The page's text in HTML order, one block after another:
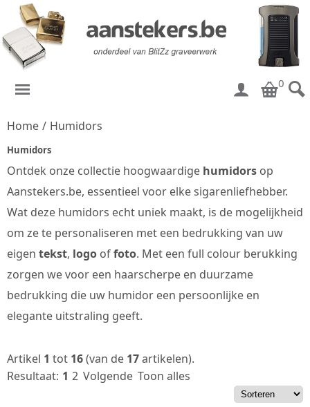
0
Home / Humidors
Humidors
Ontdek onze collectie hoogwaardige humidors op
Aanstekers.be, essentieel voor elke sigarenliefhebber.
Wat deze humidors echt uniek maakt, is de mogelijkheid
om ze te personaliseren met een bedrukking van uw
eigen tekst, logo offoto. Met een full colour berukking
zorgen we voor een haarscherpe en duurzame
bedrukking die uw humidor een persoonlijke en
elegante uitstraling geeft.
Artikel 1 tot 16(van de 17artikelen).
Resultaat: 1 2 Volgende Toon alles